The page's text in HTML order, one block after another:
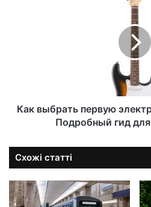
Как выбрать первую
Подробный гид
Схожі статті